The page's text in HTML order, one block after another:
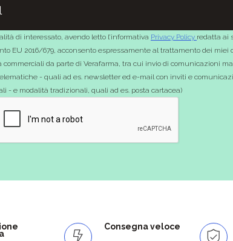
di interessato, avendo letto l’informativa Privacy Policy redatta ai
EU 2016/679, acconsento espressamente al trattamento dei miei
commerciali da parte di Verafarma, tra cui invio di comunicazioni
- quali ad es. newsletter ed e-mail con inviti e
- e modalità tradizionali, quali ad es. posta cartacea)
Consegna veloce